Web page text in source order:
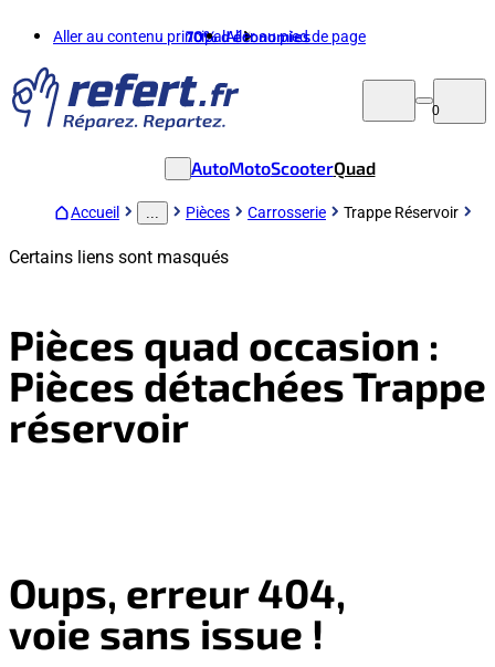
Aller au contenu principalAller au pied de page
70%d'économies
0
AutoMotoScooterQuad
Accueil Pièces Carrosserie Trappe Réservoir
Certains liens sont masqués
Pièces quad occasion :
Pièces détachées Trappe
réservoir
Oups, erreur 404,
voie sans issue !